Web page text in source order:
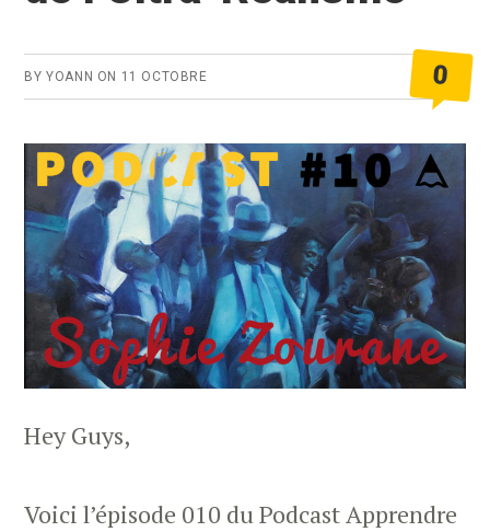
BYYOANN ON 11 OCTOBRE 0
Hey Guys,
Voici l’épisode 010 du Podcast Apprendre